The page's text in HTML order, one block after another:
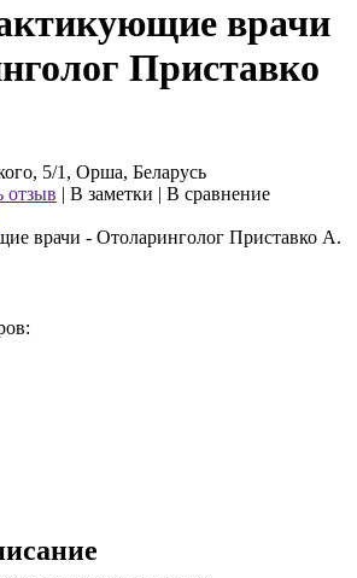
врачи
Приставко
5/1, Орша, Беларусь
отзыв | В заметки | В сравнение